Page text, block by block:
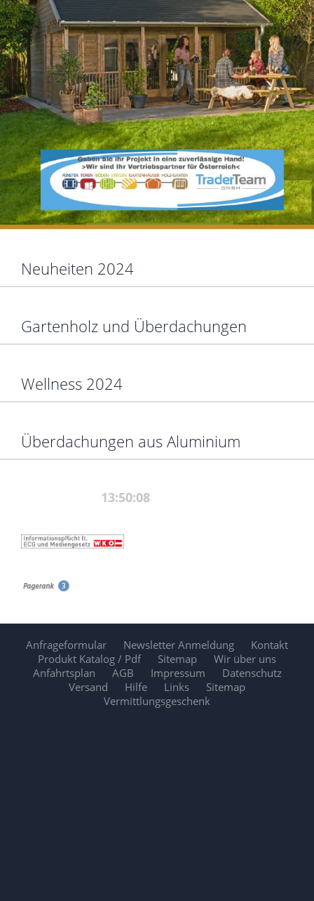
Neuheiten 2024
Gartenholz und Überdachungen
Wellness 2024
Überdachungen aus Aluminium
Anfrageformular Newsletter Anmeldung
Kontakt
Produkt Katalog / Pdf
Sitemap
Wir über uns
Anfahrtsplan
AGB Impressum
Datenschutz
Versand
Hilfe Links
Sitemap
Vermittlungsgeschenk